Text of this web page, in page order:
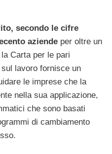
secondo le cifre
aziende per oltre un
Carta per le pari
sul lavoro fornisce un
le imprese che la
nella sua applicazione,
che sono basati
di cambiamento